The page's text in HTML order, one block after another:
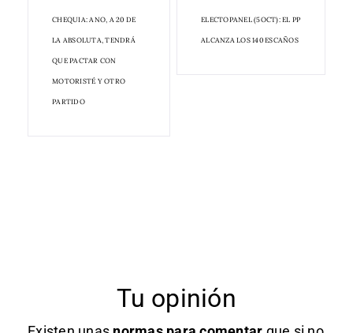
CHEQUIA: ANO, A 20 DE
LA ABSOLUTA, TENDRÁ
QUE PACTAR CON
MOTORISTÉ Y OTRO
PARTIDO
ELECTOPANEL (5OCT): EL PP
ALCANZA LOS 140 ESCAÑOS
Tu opinión